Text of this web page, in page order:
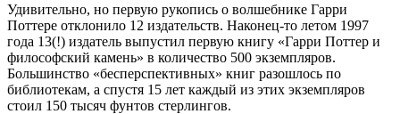
Удивительно, но первую рукопись о волшебнике Гарри
Поттере отклонило 12 издательств. Наконец-то летом 1997
года 13(!) издатель выпустил первую книгу «Гарри Поттер и
философский камень» в количество 500 экземпляров.
Большинство «бесперспективных» книг разошлось по
библиотекам, а спустя 15 лет каждый из этих экземпляров
стоил 150 тысяч фунтов стерлингов.